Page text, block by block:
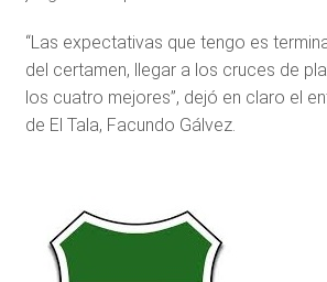
“Las expectativas que tengo es
del certamen, llegar a los cruces de
los cuatro mejores”, dejó en claro el
de El Tala, Facundo Gálvez.